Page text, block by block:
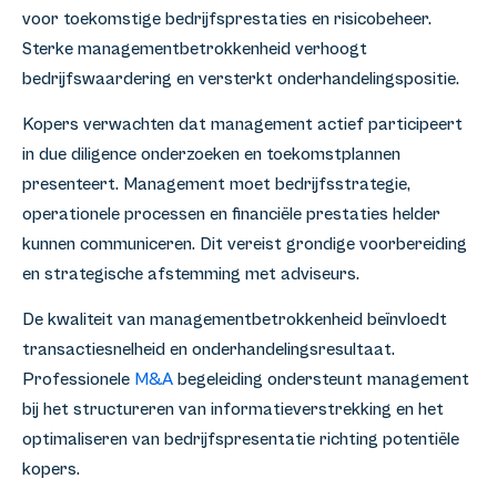
voor toekomstige bedrijfsprestaties en risicobeheer.
Sterke managementbetrokkenheid verhoogt
bedrijfswaardering en versterkt onderhandelingspositie.
Kopers verwachten dat management actief participeert
in due diligence onderzoeken en toekomstplannen
presenteert. Management moet bedrijfsstrategie,
operationele processen en financiële prestaties helder
kunnen communiceren. Dit vereist grondige voorbereiding
en strategische afstemming met adviseurs.
De kwaliteit van managementbetrokkenheid beïnvloedt
transactiesnelheid en onderhandelingsresultaat.
Professionele M&A begeleiding ondersteunt management
bij het structureren van informatieverstrekking en het
optimaliseren van bedrijfspresentatie richting potentiële
kopers.